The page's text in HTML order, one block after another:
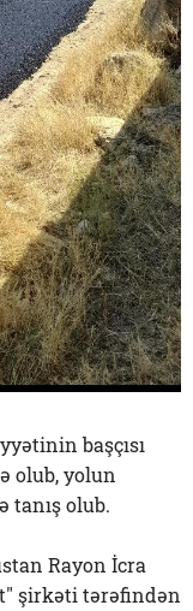
başçısı
olub, yolun
tanış olub.
Rayon İcra
şirkəti tərəfindən